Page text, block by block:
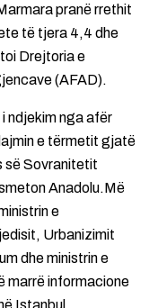
pranë rrethit
të tjera 4,4 dhe
Drejtoria e
(AFAD).
ndjekim nga afër
e tërmetit gjatë
së Sovranitetit
Anadolu.Më
e
Urbanizimit
dhe ministrin e
marrë informacione
Istanbul.